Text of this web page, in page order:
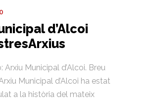
d’Alcoi
Arxiu Municipal d’Alcoi. Breu
Municipal d’Alcoi ha estat
a la història del mateix